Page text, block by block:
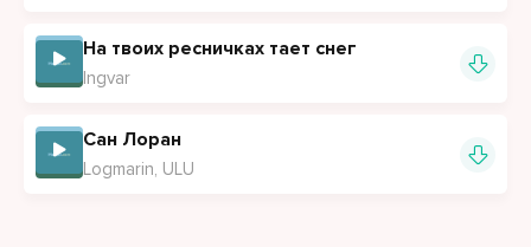
На твоих ресничках тает снег
Ingvar
Сан Лоран
Logmarin, ULU